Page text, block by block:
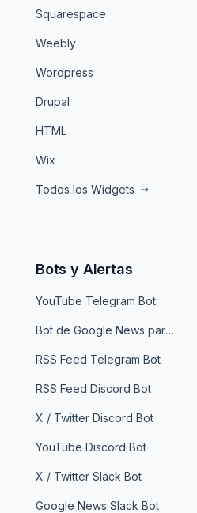
Squarespace
Weebly
Wordpress
Drupal
HTML
Wix
Todos los Widgets
Bots y Alertas
YouTube Telegram Bot
Bot de Google News para Telegram
RSS Feed Telegram Bot
RSS Feed Discord Bot
X / Twitter Discord Bot
YouTube Discord Bot
X / Twitter Slack Bot
Google News Slack Bot